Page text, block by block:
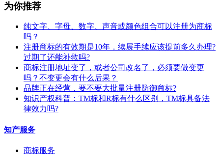
为你推荐
纯文字、字母、数字、声音或颜色组合可以注册为商标
吗？
注册商标的有效期是10年，续展手续应该提前多久办理?
过期了还能补救吗?
商标注册地址变了，或者公司改名了，必须要做变更
吗？不变更会有什么后果？
​品牌正在经营，要不要大批量注册防御商标?
知识产权科普：TM标和R标有什么区别，TM标具备法
律效力吗?
知产服务
商标服务